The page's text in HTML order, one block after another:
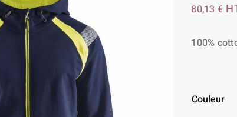
80,13 €
100%
Couleur